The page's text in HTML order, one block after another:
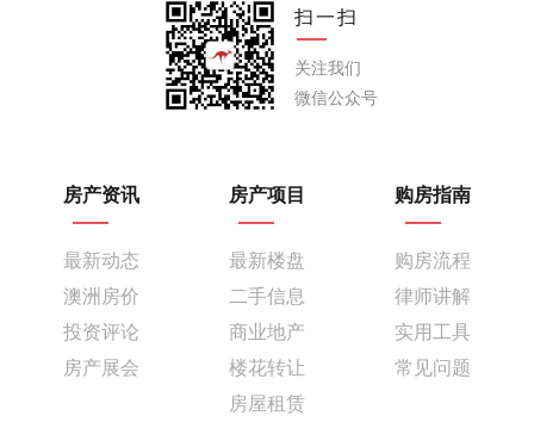
扫一扫
关注我们
微信公众号
房产资讯
最新动态
澳洲房价
投资评论
房产展会
房产项目
最新楼盘
二手信息
商业地产
楼花转让
房屋租赁
购房指南
购房流程
律师讲解
实用工具
常见问题